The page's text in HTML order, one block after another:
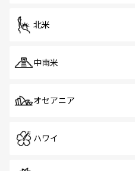
北米
中南米
オセアニア
ハワイ